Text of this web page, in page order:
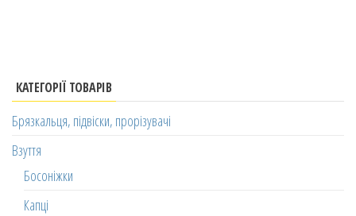
КАТЕГОРІЇ ТОВАРІВ
Брязкальця, підвіски, прорізувачі
Взуття
Босоніжки
Капці